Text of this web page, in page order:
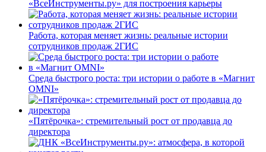
«ВсеИнструменты.ру» для построения карьеры
Работа, которая меняет жизнь: реальные истории
сотрудников продаж 2ГИС
Среда быстрого роста: три истории о работе в «Магнит
OMNI»
«Пятёрочка»: стремительный рост от продавца до
директора